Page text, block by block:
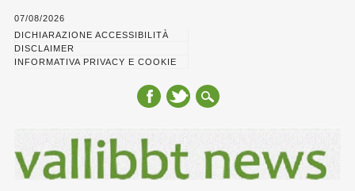
07/08/2026
DICHIARAZIONE ACCESSIBILITÀ
DISCLAIMER
INFORMATIVA PRIVACY E COOKIE